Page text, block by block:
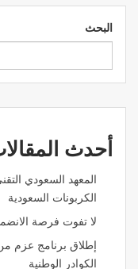
البحث
أحدث
المعهد السعودي
الكربونات السعودية
لا تفوت فرصة
إطلاق برنامج عزم
الكوادر الوطنية